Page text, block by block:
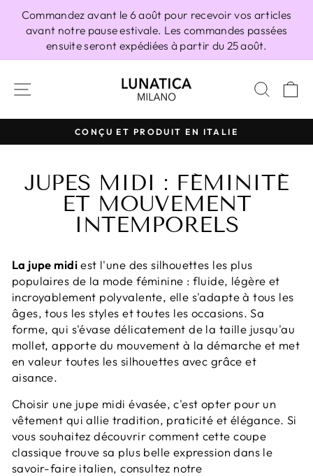
contenu
Commandez avant le 6 août pour recevoir vos articles
avant notre pause estivale. Les commandes passées
ensuite seront expédiées à partir du 25 août.
Diaporama
100% FABRIQUÉ EN ITALIE
JUPES MIDI : FÉMINITÉ
ET MOUVEMENT
INTEMPORELS
La jupe midiest l'une des silhouettes les plus
populaires de la mode féminine : fluide, légère et
incroyablement polyvalente, elle s'adapte à tous les
âges, tous les styles et toutes les occasions. Sa
forme, qui s'évase délicatement de la taille jusqu'au
mollet, apporte du mouvement à la démarche et met
en valeur toutes les silhouettes avec grâce et
aisance.
Choisir une jupe midi évasée, c'est opter pour un
vêtement qui allie tradition, praticité et élégance. Si
vous souhaitez découvrir comment cette coupe
classique trouve sa plus belle expression dans le
savoir-faire italien, consultez notre